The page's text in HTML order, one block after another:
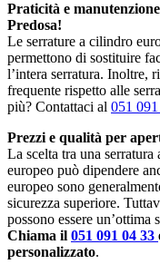
Praticità e
Predosa!
Le serrature a cilindro
permettono di sostituire
l’intera serratura. Inoltre,
frequente rispetto alle
più? Contattaci al 051
Prezzi e qualità per
La scelta tra una
europeo può dipendere
europeo sono
sicurezza superiore.
possono essere
Chiama il 051 091 04 33
personalizzato.